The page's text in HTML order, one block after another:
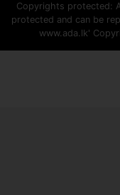
Copyrights protected:
protected and can be
www.ada.lk'